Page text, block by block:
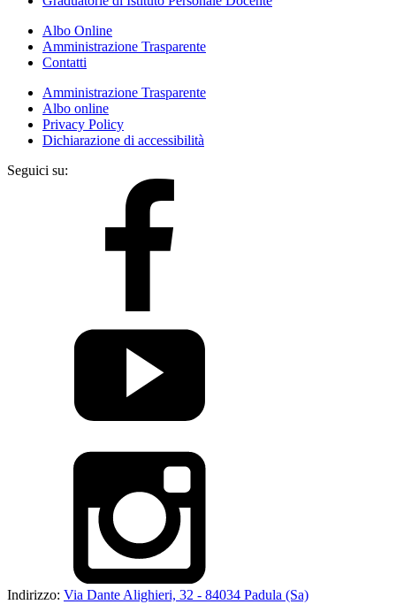
Albo Online
Amministrazione Trasparente
Contatti
Amministrazione Trasparente
Albo online
Privacy Policy
Dichiarazione di accessibilità
Seguici su:
Indirizzo: Via Dante Alighieri, 32 - 84034 Padula (Sa)